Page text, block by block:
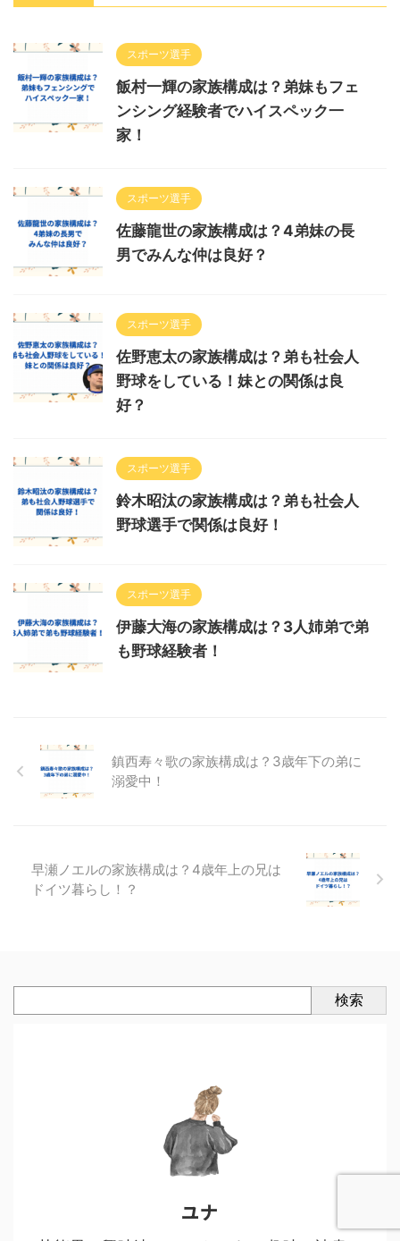
スポーツ選手
飯村一輝の家族構成は？弟妹もフェ
ンシング経験者でハイスペック一
家！
スポーツ選手
佐藤龍世の家族構成は？4弟妹の長
男でみんな仲は良好？
スポーツ選手
佐野恵太の家族構成は？弟も社会人
野球をしている！妹との関係は良
好？
スポーツ選手
鈴木昭汰の家族構成は？弟も社会人
野球選手で関係は良好！
スポーツ選手
伊藤大海の家族構成は？3人姉弟で弟
も野球経験者！
鎮西寿々歌の家族構成は？3歳年下の弟に
溺愛中！
早瀬ノエルの家族構成は？4歳年上の兄は
ドイツ暮らし！？
検索
ユナ